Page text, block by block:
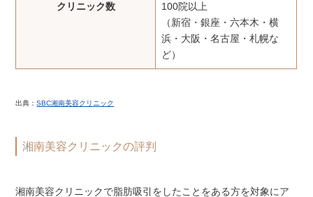
クリニック数
100院以上
（新宿・銀座・六本木・横
浜・大阪・名古屋・札幌な
ど）
出典：SBC湘南美容クリニック
湘南美容クリニックの評判
湘南美容クリニックで脂肪吸引をしたことをある方を対象にア